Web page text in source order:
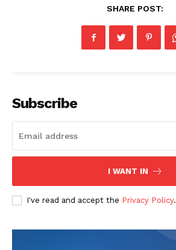
SHARE POST:
Subscribe
I WANT IN
I've read and accept the Privacy Policy.